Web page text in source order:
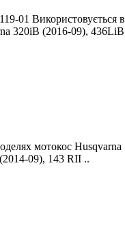
01 Використовується
320iB (2016-09),
мотокос
09), 143 RII ..